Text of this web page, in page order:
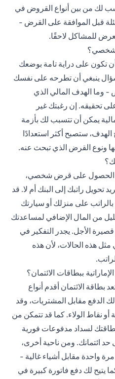
لك من بين أنواع القروض في
قبل الموافقة على القرض -
للمشاكل لاحقًا.
شخصي؟
أن تكون على دراية تامة بوضعك
ينبغي أن تطرحه على نفسك
وما الهدف المالي الذي
تحقيقه. إن رغبتك غير
يمكن أن تتسبب لك بأزمة
ستصبح أكثر استعدادًا
ونوع القرض الذي تبحث عنه.
الحصول على قرض شخصي،
تحويل راتبك إلى البنك أم لا. قد
على منزلك أو سيارتك
من المال الإضافي لمساعدتك
الأجل. يجدر التفكير في
هذه الحالات، لأن هذه
ببطاقات الائتمان؟
بطاقة الائتمان أقدم أنواع
الدفع مقابل المشتريات، وقد
أو نقاط الولاء. كما قد تتمكن من
لسداد مدفوعات فورية
حد ائتمانك. ومن ناحية أخرى،
واحدة مقابل أشياء غالية -
يتيح لك دفع فاتورة كبيرة في